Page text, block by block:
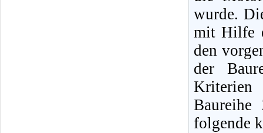
wurde.
mit Hilfe
den
der
Kriterien
folgende